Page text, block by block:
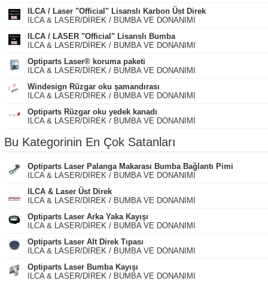
ILCA / Laser "Official" Lisanslı Karbon Üst Direk
ILCA & LASER/DİREK / BUMBA VE DONANIMI
ILCA / LASER "Official" Lisanslı Bumba
ILCA & LASER/DİREK / BUMBA VE DONANIMI
Optiparts Laser® koruma paketi
ILCA & LASER/DİREK / BUMBA VE DONANIMI
Windesign Rüzgar oku şamandırası
ILCA & LASER/DİREK / BUMBA VE DONANIMI
Optiparts Rüzgar oku yedek kanadı
ILCA & LASER/DİREK / BUMBA VE DONANIMI
Bu Kategorinin En Çok Satanları
Optiparts Laser Palanga Makarası Bumba Bağlantı Pimi
ILCA & LASER/DİREK / BUMBA VE DONANIMI
ILCA & Laser Üst Direk
ILCA & LASER/DİREK / BUMBA VE DONANIMI
Optiparts Laser Arka Yaka Kayışı
ILCA & LASER/DİREK / BUMBA VE DONANIMI
Optiparts Laser Alt Direk Tıpası
ILCA & LASER/DİREK / BUMBA VE DONANIMI
Optiparts Laser Bumba Kayışı
ILCA & LASER/DİREK / BUMBA VE DONANIMI